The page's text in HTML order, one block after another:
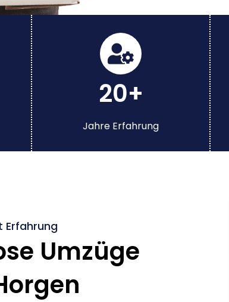
20+
Jahre Erfahrung
Erfahrung
Umzüge